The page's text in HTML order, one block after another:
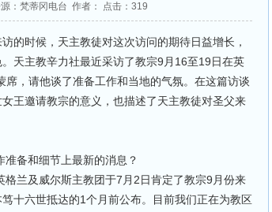
：梵蒂冈电台 作者： 点击： 319
的时候，天主教徒对这次访问的期待日益增长，
天主教辛力社最近采访了教宗9月16至19日在英
席，请他谈了准备工作和当地的气氛。在这篇访谈
王邀请教宗的意义，也描述了天主教徒对圣父来
备和细节上最新的消息？
兰及威尔斯主教团于7月2日肯定了教宗9月份来
十六世抵达的1个月前公布。目前我们正在为教区